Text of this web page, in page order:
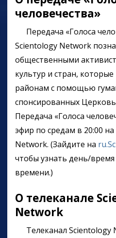
человечества»
Передача «Голоса
Scientology Network
общественными
культур и стран,
районам с помощью
спонсированных
Передача «Голоса
эфир по средам в 20:00
Network. (Зайдите на
чтобы узнать день/
времени.)
О телеканале
Network
Телеканал